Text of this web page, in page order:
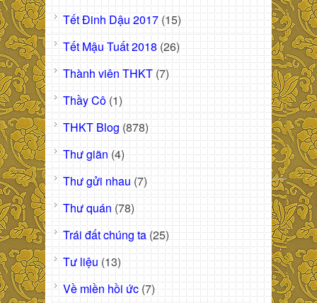
Tết Đinh Dậu 2017 (15)
Tết Mậu Tuất 2018 (26)
Thành viên THKT (7)
Thầy Cô (1)
THKT Blog (878)
Thư giãn (4)
Thư gửi nhau (7)
Thư quán (78)
Trái đất chúng ta (25)
Tư liệu (13)
Về miền hồi ức (7)